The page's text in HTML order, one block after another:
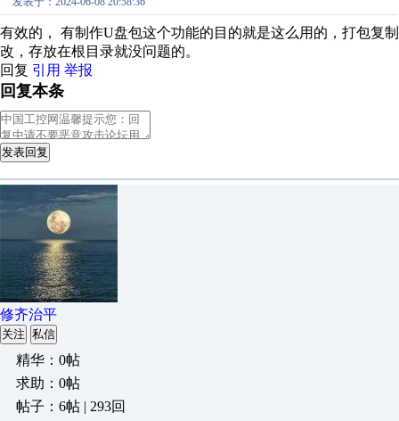
有效的， 有制作U盘包这个功能的目的就是这么用的，打包复
改，存放在根目录就没问题的。
回复 引用 举报
回复本条
发表回复
修齐治平
关注 私信
精华：0帖
求助：0帖
帖子：6帖 | 293回